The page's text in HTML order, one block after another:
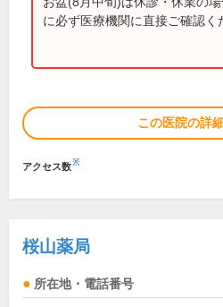
に必ず医療機関に直接ご確認く
この医院の詳
アクセス数※
桜山薬局
所在地・電話番号